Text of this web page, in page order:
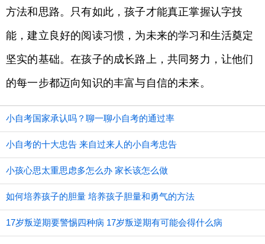
方法和思路。只有如此，孩子才能真正掌握认字技
能，建立良好的阅读习惯，为未来的学习和生活奠定
坚实的基础。在孩子的成长路上，共同努力，让他们
的每一步都迈向知识的丰富与自信的未来。
小自考国家承认吗？聊一聊小自考的通过率
小自考的十大忠告 来自过来人的小自考忠告
小孩心思太重思虑多怎么办 家长该怎么做
如何培养孩子的胆量 培养孩子胆量和勇气的方法
17岁叛逆期要警惕四种病 17岁叛逆期有可能会得什么病